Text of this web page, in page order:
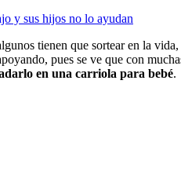
y sus hijos no lo ayudan
tienen que sortear en la
pues se ve que con
en una carriola para bebé.